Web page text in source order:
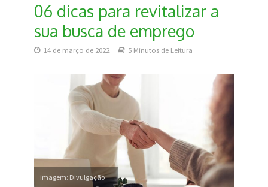
06 dicas para revitalizar a
sua busca de emprego
14 de março de 2022 5 Minutos de Leitura
imagem: Divulgação